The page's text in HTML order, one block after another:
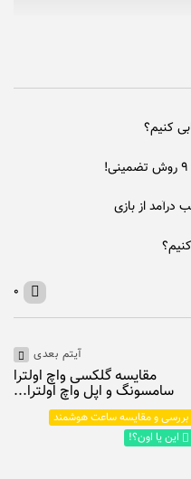
کنیم؟
۰
آیتم بعدی
مقایسه گلکسی واچ اولترا
سامسونگ و اپل واچ اولترا...
بررسی و مقایسه ساعت هوشمند
این یا اون؟!